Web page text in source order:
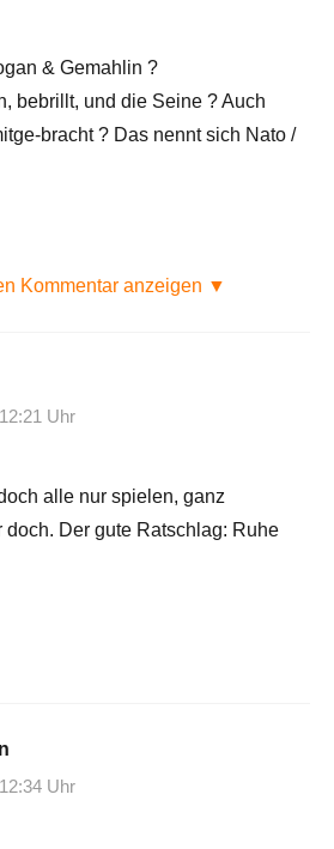
& Gemahlin ?
bebrillt, und die Seine ? Auch
bracht ? Das nennt sich Nato /
Kommentar anzeigen ▼
Uhr
alle nur spielen, ganz
doch. Der gute Ratschlag: Ruhe
Uhr